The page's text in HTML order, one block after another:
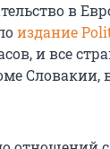
в
издание
и все
Словакии,